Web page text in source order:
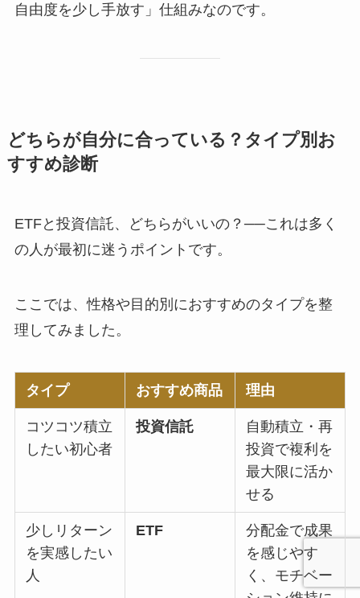
自由度を少し手放す」仕組みなのです。
どちらが自分に合っている？タイプ別お
すすめ診断
ETFと投資信託、どちらがいいの？──これは多く
の人が最初に迷うポイントです。
ここでは、性格や目的別におすすめのタイプを整
理してみました。
タイプ おすすめ商品 理由
コツコツ積立
したい初心者
投資信託
自動積立・再
投資で複利を
最大限に活か
せる
少しリターン
を実感したい
人
ETF
分配金で成果
を感じやす
く、モチベー